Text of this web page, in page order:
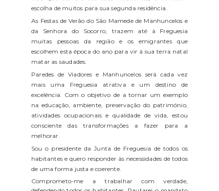
escolha de muitos para sua segunda residência.
As Festas de Verão do São Mamede de Manhuncelos e
da Senhora do Socorro, trazem até à Freguesia
muitas pessoas da região e os emigrantes que
escolhem esta época do ano para vir à sua terra natal
matar as saudades.
Paredes de Viadores e Manhuncelos será cada vez
mais uma Freguesia atrativa e um destino de
excelência. Com o objetivo de a tornar um exemplo
na educação, ambiente, preservação do património,
atividades ocupacionais e qualidade de vida, estou
consciente das transformações a fazer para a
melhorar.
Sou o presidente da Junta de Freguesia de todos os
habitantes e quero responder às necessidades de todos
de uma forma justa e coerente.
Comprometo-me a trabalhar com verdade,